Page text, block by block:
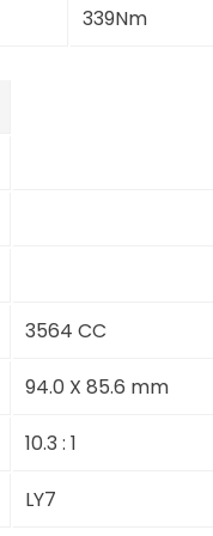
339Nm
3564 CC
94.0 X 85.6 mm
10.3 : 1
LY7